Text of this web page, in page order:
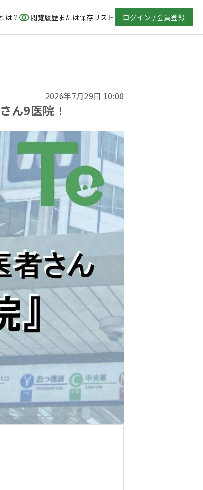
は？ 閲覧履歴または保存リスト ログイン / 会員登録
2026年7月29日 10:08
ん9医院！